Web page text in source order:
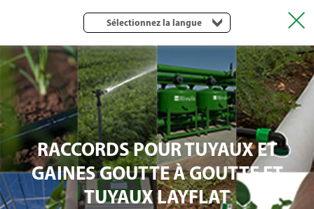
Sélectionnez la langue
RACCORDS POUR TUYAUX ET
GAINES GOUTTE À GOUTTE ET
TUYAUX LAYFLAT